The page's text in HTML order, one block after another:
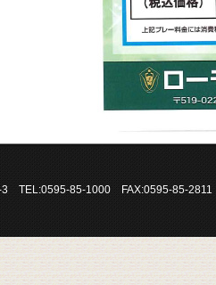
3 TEL:0595-85-1000 FAX:0595-85-2811